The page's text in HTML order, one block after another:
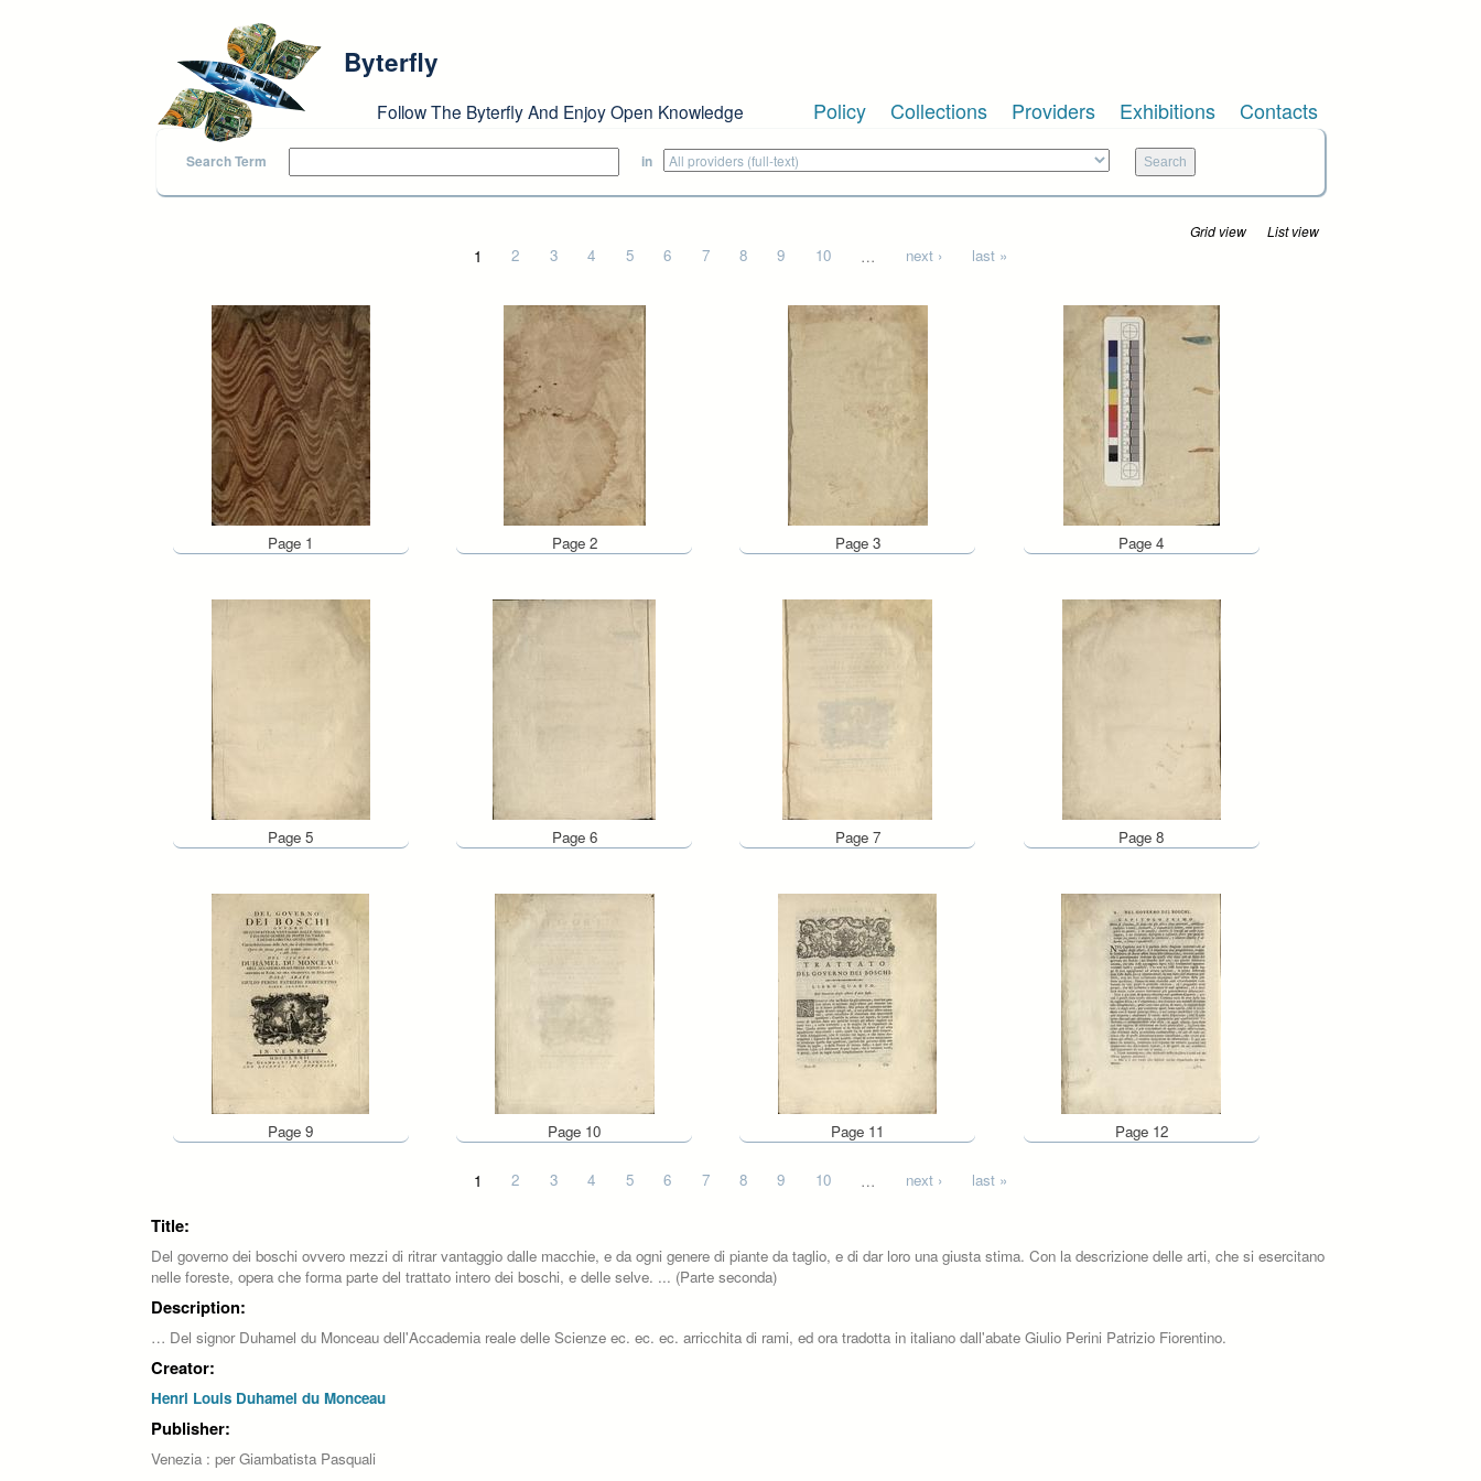
Byterfly
Follow The Byterfly And Enjoy Open Knowledge Policy Collections Providers Exhibitions Contacts
Search Term in
Grid view List view
1 2 3 4 5 6 7 8 9 10 … next › last »
Page 1 Page 2 Page 3 Page 4
Page 5 Page 6 Page 7 Page 8
Page 9 Page 10 Page 11 Page 12
1 2 3 4 5 6 7 8 9 10 … next › last »
Title:
Del governo dei boschi ovvero mezzi di ritrar vantaggio dalle macchie, e da ogni genere di piante da taglio, e di dar loro una giusta stima. Con la descrizione delle arti, che si esercitano
nelle foreste, opera che forma parte del trattato intero dei boschi, e delle selve. ... (Parte seconda)
Description:
… Del signor Duhamel du Monceau dell'Accademia reale delle Scienze ec. ec. ec. arricchita di rami, ed ora tradotta in italiano dall'abate Giulio Perini Patrizio Fiorentino.
Creator:
Henri Louis Duhamel du Monceau
Publisher:
Venezia : per Giambatista Pasquali